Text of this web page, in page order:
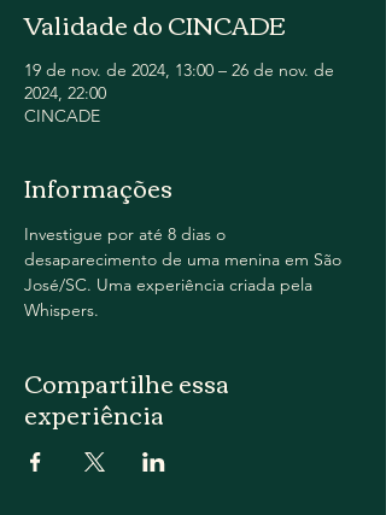
Validade do CINCADE
19 de nov. de 2024, 13:00 – 26 de nov. de
2024, 22:00
CINCADE
Informações
Investigue por até 8 dias o
desaparecimento de uma menina em São
José/SC. Uma experiência criada pela
Whispers.
Compartilhe essa
experiência